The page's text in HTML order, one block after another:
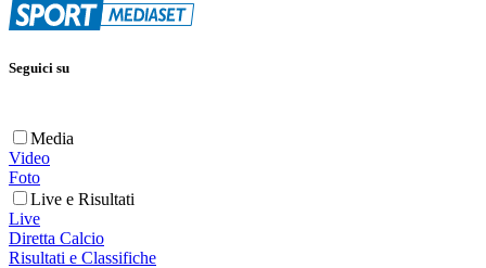
Seguici su
Media
Video
Foto
Live e Risultati
Live
Diretta Calcio
Risultati e Classifiche